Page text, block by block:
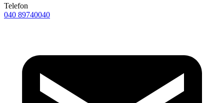
Telefon
040 89740040